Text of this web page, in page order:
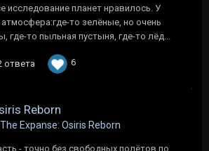
исследование планет нравилось. У
то зелёные, но очень
где-то пыльная пустыня, где-то лёд...
ответа 6
Reborn
The Expanse: Osiris Reborn
- точно без свободных полётов по